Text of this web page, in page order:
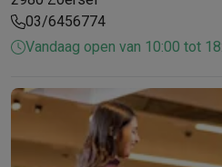
03/6456774
Vandaag open van 10:00 tot